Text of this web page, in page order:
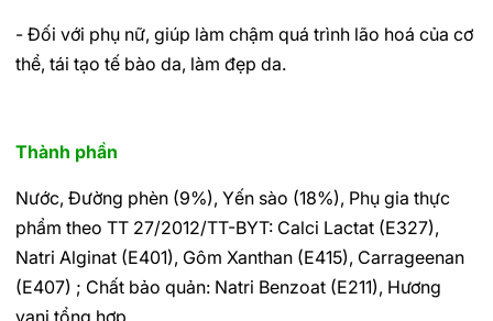
- Đối với phụ nữ, giúp làm chậm quá trình lão hoá của cơ
thể, tái tạo tế bào da, làm đẹp da.
Thành phần
Nước, Đường phèn (9%), Yến sào (18%), Phụ gia thực
phẩm theo TT 27/2012/TT-BYT: Calci Lactat (E327),
Natri Alginat (E401), Gôm Xanthan (E415), Carrageenan
(E407) ; Chất bảo quản: Natri Benzoat (E211), Hương
vani tổng hợp.